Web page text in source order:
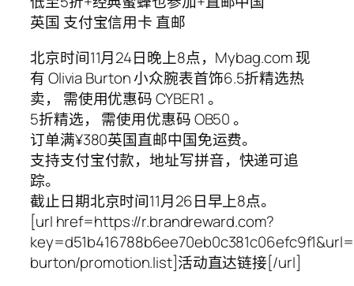
英国 支付宝信用卡 直邮
北京时间11月24日晚上8点，Mybag.com 现
有 Olivia Burton 小众腕表首饰6.5折精选热
卖， 需使用优惠码 CYBER1 。
5折精选， 需使用优惠码 OB50 。
订单满¥380英国直邮中国免运费。
支持支付宝付款，地址写拼音，快递可追
踪。
截止日期北京时间11月26日早上8点。
[url href=https://r.brandreward.com?
burton/promotion.list]活动直达链接[/url]